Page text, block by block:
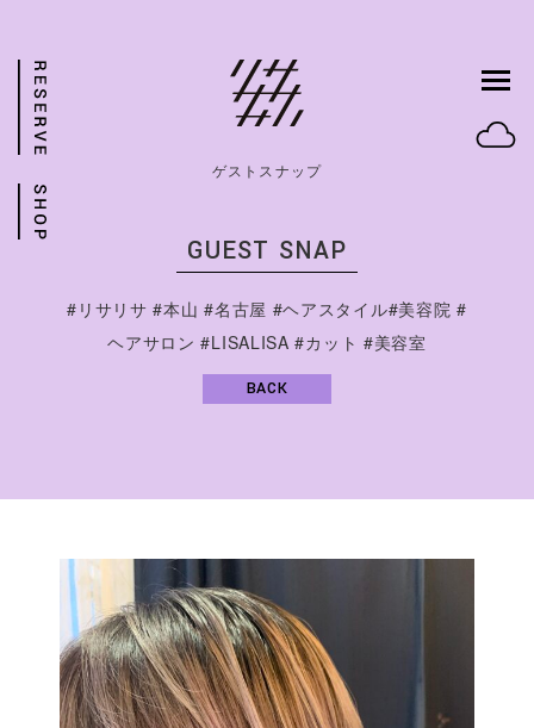
ゲストスナップ
GUEST SNAP
#リサリサ #本山 #名古屋 #ヘアスタイル#美容院 #
ヘアサロン #LISALISA #カット #美容室
BACK